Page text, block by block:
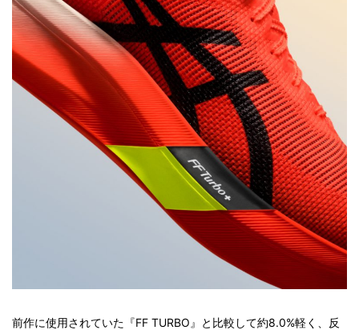
前作に使用されていた『FF TURBO』と比較して約8.0%軽く、反